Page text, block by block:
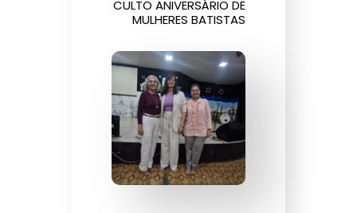
CULTO ANIVERSÁRIO DE
MULHERES BATISTAS